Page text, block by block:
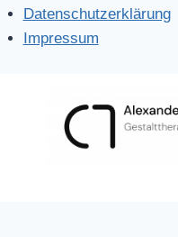
Datenschutzerklärung
Impressum